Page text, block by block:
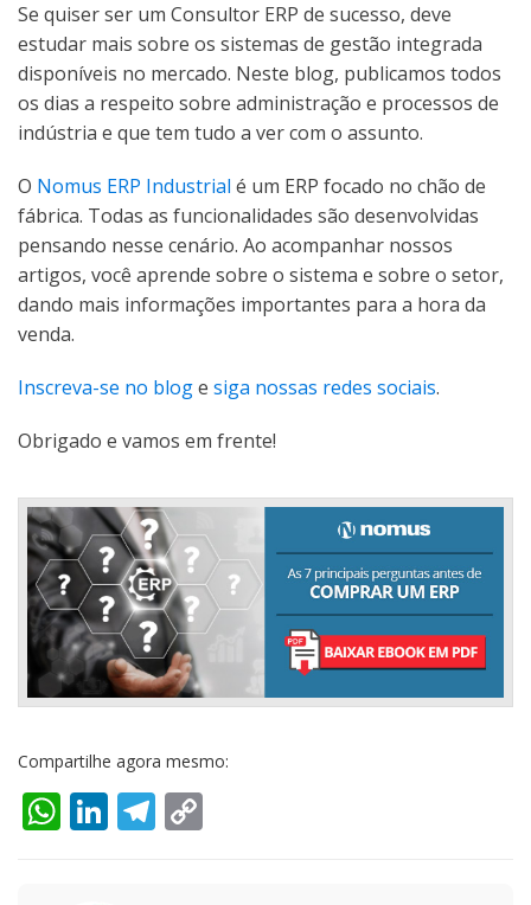
Se quiser ser um Consultor ERP de sucesso, deve
estudar mais sobre os sistemas de gestão integrada
disponíveis no mercado. Neste blog, publicamos todos
os dias a respeito sobre administração e processos de
indústria e que tem tudo a ver com o assunto.
O Nomus ERP Industrial é um ERP focado no chão de
fábrica. Todas as funcionalidades são desenvolvidas
pensando nesse cenário. Ao acompanhar nossos
artigos, você aprende sobre o sistema e sobre o setor,
dando mais informações importantes para a hora da
venda.
Inscreva-se no bloge siga nossas redes sociais.
Obrigado e vamos em frente!
Compartilhe agora mesmo:
WhatsApp
LinkedIn
Telegram